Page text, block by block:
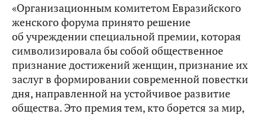
«Организационным комитетом Евразийского
женского форума принято решение
об учреждении специальной премии, которая
символизировала бы собой общественное
признание достижений женщин, признание их
заслуг в формировании современной повестки
дня, направленной на устойчивое развитие
общества. Это премия тем, кто борется за мир,